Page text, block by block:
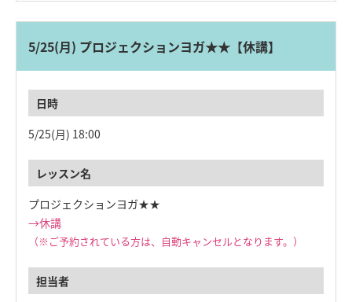
5/25(月) プロジェクションヨガ★★【休講】
5/25(月) 18:00
プロジェクションヨガ★★
→休講
（※ご予約されている方は、自動キャンセルとなります。）